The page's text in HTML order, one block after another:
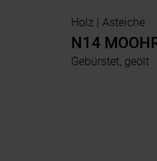
Holz | Asteiche
N14
Gebürstet, geölt